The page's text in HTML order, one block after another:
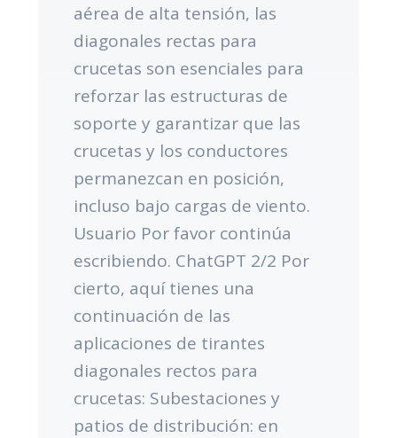
aérea de alta tensión, las
diagonales rectas para
crucetas son esenciales para
reforzar las estructuras de
soporte y garantizar que las
crucetas y los conductores
permanezcan en posición,
incluso bajo cargas de viento.
Usuario Por favor continúa
escribiendo. ChatGPT 2/2 Por
cierto, aquí tienes una
continuación de las
aplicaciones de tirantes
diagonales rectos para
crucetas: Subestaciones y
patios de distribución: en